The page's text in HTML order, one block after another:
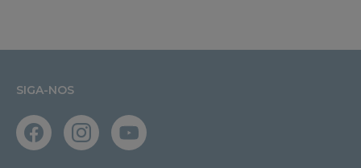
SIGA-NOS